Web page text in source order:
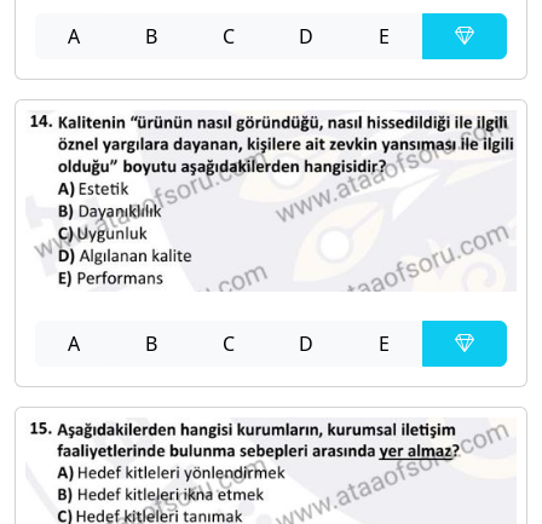
A B C D E
A B C D E